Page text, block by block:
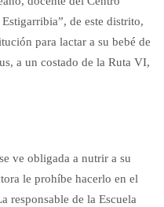
de este distrito,
para lactar a su bebé de
a un costado de la Ruta VI,
ve obligada a nutrir a su
le prohíbe hacerlo en el
responsable de la Escuela